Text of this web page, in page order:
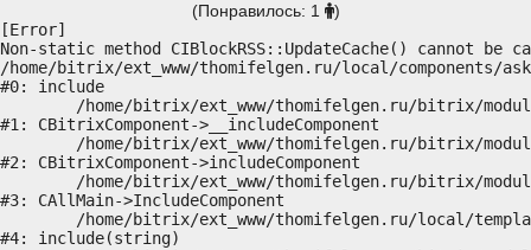
(Понравилось: 1
)
[Error]
Non-static method CIBlockRSS::UpdateCache() cannot
/home/bitrix/ext_www/thomifelgen.ru/local/components/
#0: include
#1: CBitrixComponent->__includeComponent
#2: CBitrixComponent->includeComponent
#3: CAllMain->IncludeComponent
#4: include(string)